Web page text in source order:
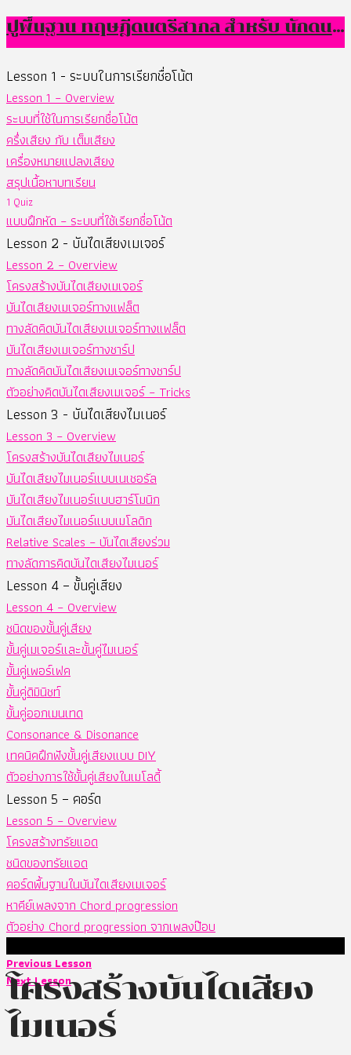
ปูพื้นฐาน ทฤษฎีดนตรีสากล สำหรับ นักดนตรีป๊อป
Lesson 1 - ระบบในการเรียกชื่อโน้ต
Lesson 1 – Overview
ระบบที่ใช้ในการเรียกชื่อโน้ต
ครึ่งเสียง กับ เต็มเสียง
เครื่องหมายแปลงเสียง
สรุปเนื้อหาบทเรียน
1 Quiz
แบบฝึกหัด – ระบบที่ใช้เรียกชื่อโน้ต
Lesson 2 - บันไดเสียงเมเจอร์
Lesson 2 – Overview
โครงสร้างบันไดเสียงเมเจอร์
บันไดเสียงเมเจอร์ทางแฟล็ต
ทางลัดคิดบันไดเสียงเมเจอร์ทางแฟล็ต
บันไดเสียงเมเจอร์ทางชาร์ป
ทางลัดคิดบันไดเสียงเมเจอร์ทางชาร์ป
ตัวอย่างคิดบันไดเสียงเมเจอร์ – Tricks
Lesson 3 - บันไดเสียงไมเนอร์
Lesson 3 – Overview
โครงสร้างบันไดเสียงไมเนอร์
บันไดเสียงไมเนอร์แบบเนเชอรัล
บันไดเสียงไมเนอร์แบบฮาร์โมนิก
บันไดเสียงไมเนอร์แบบเมโลดิก
Relative Scales – บันไดเสียงร่วม
ทางลัดการคิดบันไดเสียงไมเนอร์
Lesson 4 – ขั้นคู่เสียง
Lesson 4 – Overview
ชนิดของขั้นคู่เสียง
ขั้นคู่เมเจอร์และขั้นคู่ไมเนอร์
ขั้นคู่เพอร์เฟค
ขั้นคู่ดิมินิชท์
ขั้นคู่ออกเมนเทด
Consonance & Disonance
เทคนิคฝึกฟังขั้นคู่เสียงแบบ DIY
ตัวอย่างการใช้ขั้นคู่เสียงในเมโลดี้
Lesson 5 – คอร์ด
Lesson 5 – Overview
โครงสร้างทรัยแอด
ชนิดของทรัยแอด
คอร์ดพื้นฐานในบันไดเสียงเมเจอร์
หาคีย์เพลงจาก Chord progression
ตัวอย่าง Chord progression จากเพลงป๊อบ
Previous Lesson
Next Lesson
โครงสร้างบันไดเสียง
ไมเนอร์